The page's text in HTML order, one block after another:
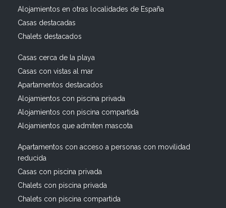
Alojamientos en otras localidades de España
Casas destacadas
Chalets destacados
Casas cerca de la playa
Casas con vistas al mar
Apartamentos destacados
Alojamientos con piscina privada
Alojamientos con piscina compartida
Alojamientos que admiten mascota
Apartamentos con acceso a personas con movilidad
reducida
Casas con piscina privada
Chalets con piscina privada
Chalets con piscina compartida